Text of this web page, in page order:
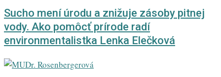
Sucho mení úrodu a znižuje zásoby pitnej
vody. Ako pomôcť prírode radí
environmentalistka Lenka Elečková